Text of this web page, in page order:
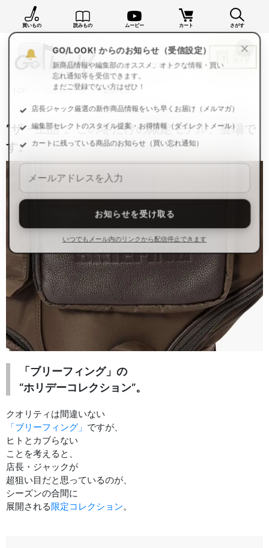
買いもの 読みもの ムービー カート さがす
読みもの一覧 読みもの
“ザ・上品”。この冬だけの限定モデル、登場で
す。
「ブリーフィング」の
“ホリデーコレクション”。
クオリティは間違いない
「ブリーフィング」 ですが、
ヒトとカブらない
ことを考えると、
店長・ジャックが
超狙い目だと思っているのが、
シーズンの合間に
展開される限定コレクション。
×
GO/LOOK! からのお知らせ（受信設定）
新商品情報や編集部のオススメ、オトクな情報・買い
忘れ通知等を受信できます。
まだご登録でない方はぜひ！
店長ジャック厳選の新作商品情報をいち早くお届け（メルマガ）
編集部セレクトのスタイル提案・お得情報（ダイレクトメール）
カートに残っている商品のお知らせ（買い忘れ通知）
お知らせを受け取る
いつでもメール内のリンクから配信停止できます